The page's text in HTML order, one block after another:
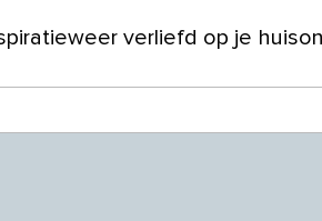
weer verliefd op je huis